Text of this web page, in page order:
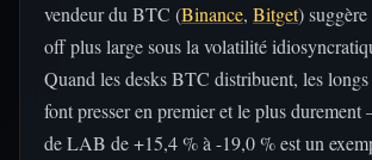
vendeur du BTC (Binance, Bitget)
off plus large sous la volatilité
Quand les desks BTC distribuent, les
font presser en premier et le plus
de LAB de +15,4 % à -19,0 % est un